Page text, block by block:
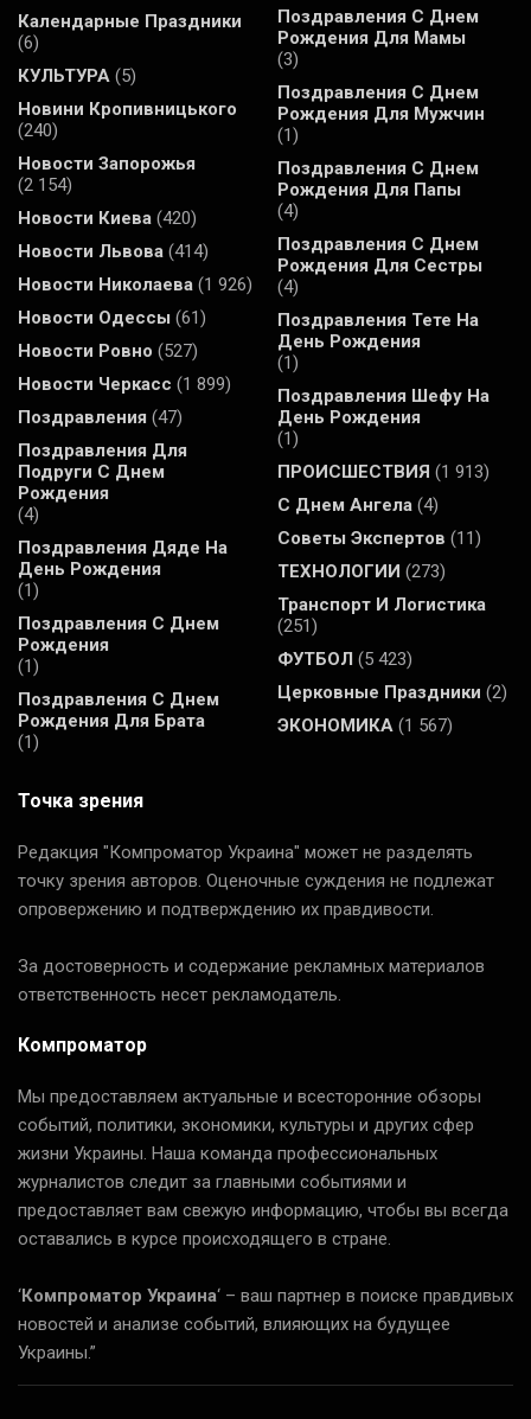
Календарные Праздники
(6)
КУЛЬТУРА (5)
Новини Кропивницького
(240)
Новости Запорожья
(2 154)
Новости Киева (420)
Новости Львова (414)
Новости Николаева (1 926)
Новости Одессы (61)
Новости Ровно (527)
Новости Черкасс (1 899)
Поздравления (47)
Поздравления Для
Подруги С Днем
Рождения
(4)
Поздравления Дяде На
День Рождения
(1)
Поздравления С Днем
Рождения
(1)
Поздравления С Днем
Рождения Для Брата
(1)
Поздравления С Днем
Рождения Для Мамы
(3)
Поздравления С Днем
Рождения Для Мужчин
(1)
Поздравления С Днем
Рождения Для Папы
(4)
Поздравления С Днем
Рождения Для Сестры
(4)
Поздравления Тете На
День Рождения
(1)
Поздравления Шефу На
День Рождения
(1)
ПРОИСШЕСТВИЯ (1 913)
С Днем Ангела (4)
Советы Экспертов (11)
ТЕХНОЛОГИИ (273)
Транспорт И Логистика
(251)
ФУТБОЛ (5 423)
Церковные Праздники (2)
ЭКОНОМИКА (1 567)
Точка зрения
Редакция "Компроматор Украина" может не разделять
точку зрения авторов. Оценочные суждения не подлежат
опровержению и подтверждению их правдивости.
За достоверность и содержание рекламных материалов
ответственность несет рекламодатель.
Компроматор
Мы предоставляем актуальные и всесторонние обзоры
событий, политики, экономики, культуры и других сфер
жизни Украины. Наша команда профессиональных
журналистов следит за главными событиями и
предоставляет вам свежую информацию, чтобы вы всегда
оставались в курсе происходящего в стране.
‘Компроматор Украина‘ – ваш партнер в поиске правдивых
новостей и анализе событий, влияющих на будущее
Украины.”